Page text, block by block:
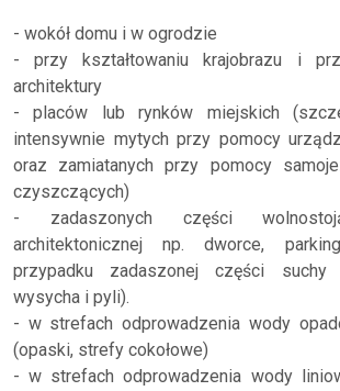
- wokół domu i w ogrodzie
- przy kształtowaniu krajobrazu i
architektury
- placów lub rynków miejskich
intensywnie mytych przy pomocy
oraz zamiatanych przy pomocy
czyszczących)
- zadaszonych części
architektonicznej np. dworce,
przypadku zadaszonej części suchy
wysycha i pyli).
- w strefach odprowadzenia wody
(opaski, strefy cokołowe)
- w strefach odprowadzenia wody